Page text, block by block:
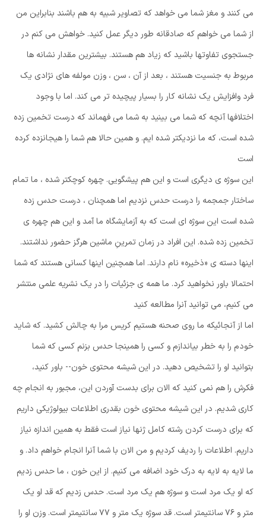
می کنند و مغز شما می خواهد که تصاویر شبیه به هم باشند بنابراین من
از شما می خواهم که صادقانه طور دیگر عمل کنید. خواهش می کنم در
جستجوی تفاوتها باشید که زیاد هم هستند. بیشترین مقدار نشانه ها
مربوط به جنسیت هستند ، بعد از آن ، سن ، وزن مولفه های نژادی یک
فرد وافزایش یک نشانه کار را بسیار پیچیده تر می کند. اما با وجود
اختلافها آنچه که شما می بینید به شما می فهماند که درست تخمین زده
شده است، که ما نزدیکتر شده ایم. و همین حالا هم شما را هیجانزده کرده
است
این سوژه ی دیگری است و این هم پیشگویی. چهره کوچکتر شده ، ما تمام
ساختار جمجمه را درست حدس نزدیم اما همچنان ، درست حدس زده
شده است این سوژه ای است که به آزمایشگاه ما آمد و این هم چهره ی
تخمین زده شده. این افراد در زمان تمرینِ ماشین هرگز حضور نداشتند.
اینها دسته ی «ذخیره» نام دارند. اما همچنین اینها کسانی هستند که شما
احتمالا باور نخواهید کرد. ما همه ی جزئیات را در یک نشریه علمی منتشر
می کنیم، می توانید آنرا مطالعه کنید
اما از آنجائیکه ما روی صحنه هستیم کریس مرا به چالش کشید. که شاید
خودم را به خطر بیاندازم و کسی را همینجا حدس بزنم کسی که شما
بتوانید او را تشخیص دهید. در این شیشه محتوی خون-- باور کنید،
فکرش را هم نمی کنید که الان برای بدست آوردن این، مجبور به انجام چه
کاری شدیم. در این شیشه محتوی خون بقدری اطلاعات بیولوژیکی داریم
که برای درست کردن رشته کامل ژنها نیاز است فقط به همین اندازه نیاز
داریم. اطلاعات را ردیف کردیم و من الان با شما آنرا انجام خواهم داد. و
ما لایه به لایه به درک خود اضافه می کنیم. از این خون ، ما حدس زدیم
که او یک مرد است و سوژه هم یک مرد است. حدس زدیم که قد او یک
متر و ۷۶ سانتیمتر است. قد سوژه یک متر و ۷۷ سانتیمتر است. وزن او را